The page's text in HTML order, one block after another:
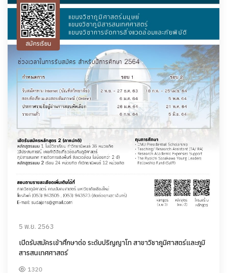
5 พ.ย. 2563
เปิดรับสมัครเข้าศึกษาต่อ ระดับปริญญาโท สาขาวิชาภูมิศาสตร์และภูมิ
สารสนเทศศาสตร์
1320